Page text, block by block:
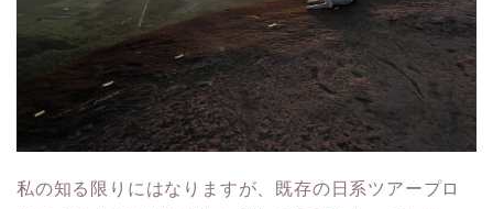
私の知る限りにはなりますが、既存の日系ツアープロ